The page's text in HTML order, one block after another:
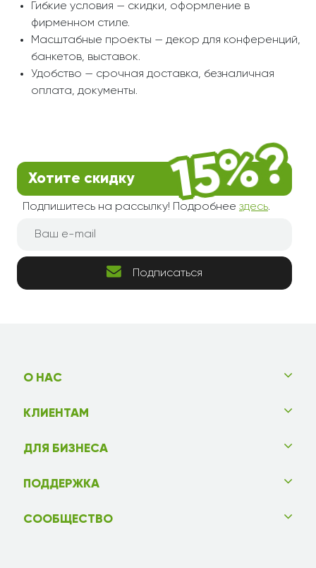
Гибкие условия — скидки, оформление в
фирменном стиле.
Масштабные проекты — декор для конференций,
банкетов, выставок.
Удобство — срочная доставка, безналичная
оплата, документы.
Хотите скидку
Подпишитесь на рассылку! Подробнее здесь.
Подписаться
О НАС
КЛИЕНТАМ
ДЛЯ БИЗНЕСА
ПОДДЕРЖКА
СООБЩЕСТВО